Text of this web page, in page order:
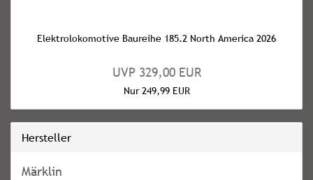
Elektrolokomotive Baureihe 185.2 North America 2026
UVP 329,00 EUR
Nur 249,99 EUR
Hersteller
Märklin